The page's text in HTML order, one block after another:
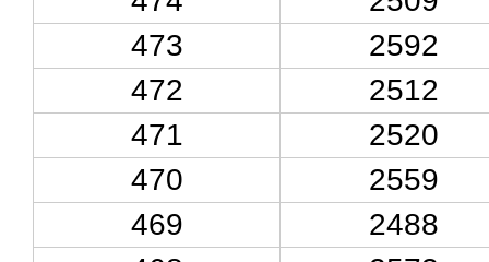
473
2592
472
2512
471
2520
470
2559
469
2488